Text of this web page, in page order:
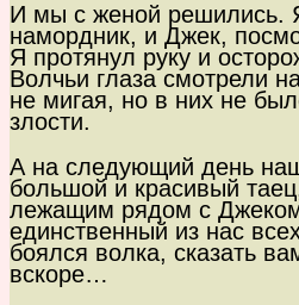
И мы с женой решились.
намордник, и Джек,
Я протянул руку и
Волчьи глаза смотрели
не мигая, но в них не
злости.
А на следующий день
большой и красивый
лежащим рядом с
единственный из нас
боялся волка, сказать
вскоре…